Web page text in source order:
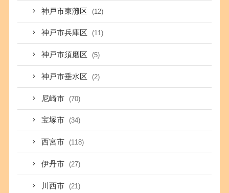
神戸市東灘区 (12)
神戸市兵庫区 (11)
神戸市須磨区 (5)
神戸市垂水区 (2)
尼崎市 (70)
宝塚市 (34)
西宮市 (118)
伊丹市 (27)
川西市 (21)